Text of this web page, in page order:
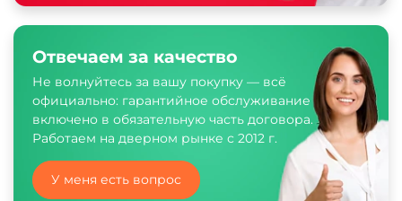
Отвечаем за качество
Не волнуйтесь за вашу покупку — всё
официально: гарантийное обслуживание
включено в обязательную часть договора.
Работаем на дверном рынке с 2012 г.
У меня есть вопрос